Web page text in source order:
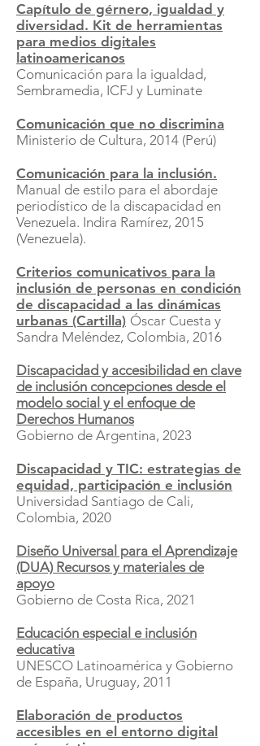
Capítulo de gérnero, igualdad y
diversidad. Kit de herramientas
para medios digitales
latinoamericanos
Comunicación para la igualdad,
Sembramedia, ICFJ y Luminate
Comunicación que no discrimina
Ministerio de Cultura, 2014 (Perú)
Comunicación para la inclusión.
Manual de estilo para el abordaje
periodístico de la discapacidad en
Venezuela. Indira Ramírez, 2015
(Venezuela).
Criterios comunicativos para la
inclusión de personas en condición
de discapacidad a las dinámicas
urbanas (Cartilla) Óscar Cuesta y
Sandra Meléndez, Colombia, 2016
Discapacidad y accesibilidad en clave
de inclusión concepciones desde el
modelo social y el enfoque de
Derechos Humanos
Gobierno de Argentina, 2023
Discapacidad y TIC: estrategias de
equidad, participación e inclusión
Universidad Santiago de Cali,
Colombia, 2020
Diseño Universal para el Aprendizaje
(DUA) Recursos y materiales de
apoyo
Gobierno de Costa Rica, 2021
Educación especial e inclusión
educativa
UNESCO Latinoamérica y Gobierno
de España, Uruguay, 2011
Elaboración de productos
accesibles en el entorno digital